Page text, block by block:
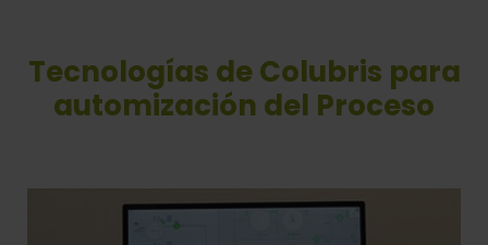
Tecnologías de Colubris para
automización del Proceso